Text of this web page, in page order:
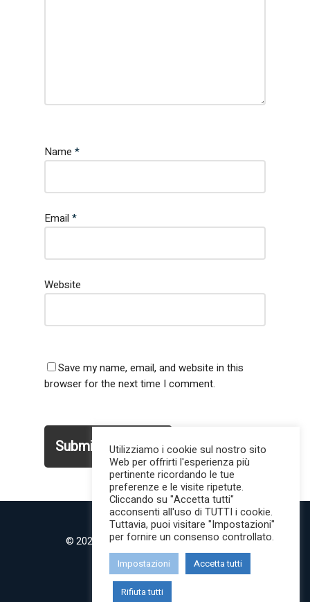
Name *
Email *
Website
Save my name, email, and website in this
browser for the next time I comment.
© 2022 MilanoMind | Tutti i diritti riservati.
P.IVA 09853820968
twitter instagram
Utilizziamo i cookie sul nostro sito
Web per offrirti l'esperienza più
pertinente ricordando le tue
preferenze e le visite ripetute.
Cliccando su "Accetta tutti"
acconsenti all'uso di TUTTI i cookie.
Tuttavia, puoi visitare "Impostazioni"
per fornire un consenso controllato.
Impostazioni Accetta tutti
Rifiuta tutti